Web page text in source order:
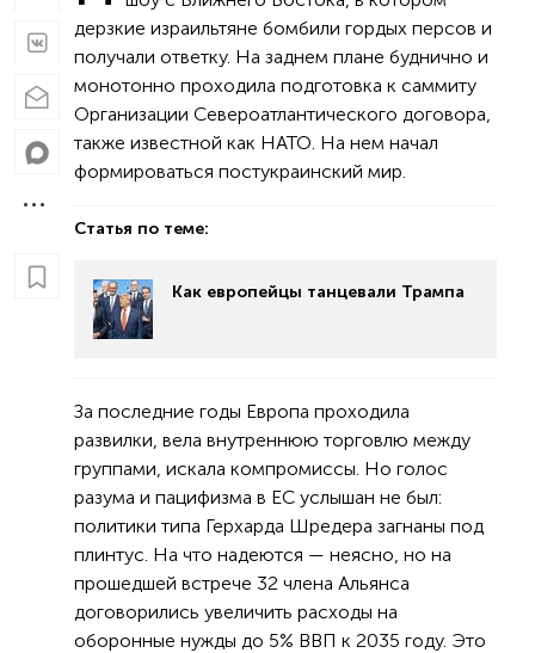
дерзкие израильтяне бомбили гордых персов и
получали ответку. На заднем плане буднично и
монотонно проходила подготовка к саммиту
Организации Североатлантического договора,
также известной как НАТО. На нем начал
формироваться постукраинский мир.
Статья по теме:
Как европейцы танцевали Трампа
За последние годы Европа проходила
развилки, вела внутреннюю торговлю между
группами, искала компромиссы. Но голос
разума и пацифизма в ЕС услышан не был:
политики типа Герхарда Шредера загнаны под
плинтус. На что надеются — неясно, но на
прошедшей встрече 32 члена Альянса
договорились увеличить расходы на
оборонные нужды до 5% ВВП к 2035 году. Это